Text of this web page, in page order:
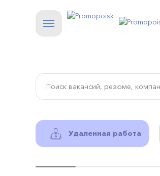
Удаленная работа